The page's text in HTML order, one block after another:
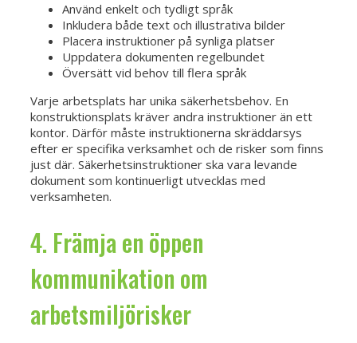
Använd enkelt och tydligt språk
Inkludera både text och illustrativa bilder
Placera instruktioner på synliga platser
Uppdatera dokumenten regelbundet
Översätt vid behov till flera språk
Varje arbetsplats har unika säkerhetsbehov. En
konstruktionsplats kräver andra instruktioner än ett
kontor. Därför måste instruktionerna skräddarsys
efter er specifika verksamhet och de risker som finns
just där. Säkerhetsinstruktioner ska vara levande
dokument som kontinuerligt utvecklas med
verksamheten.
4. Främja en öppen
kommunikation om
arbetsmiljörisker